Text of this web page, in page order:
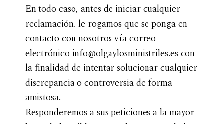
En todo caso, antes de iniciar cualquier
reclamación, le rogamos que se ponga en
contacto con nosotros vía correo
electrónico info@olgaylosministriles.es con
la finalidad de intentar solucionar cualquier
discrepancia o controversia de forma
amistosa.
Responderemos a sus peticiones a la mayor